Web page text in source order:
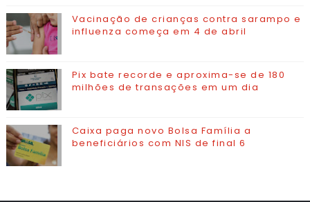
Vacinação de crianças contra sarampo e
influenza começa em 4 de abril
Pix bate recorde e aproxima-se de 180
milhões de transações em um dia
Caixa paga novo Bolsa Família a
beneficiários com NIS de final 6